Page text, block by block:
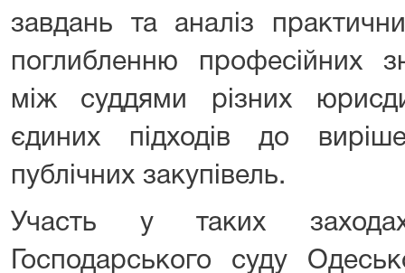
завдань та аналіз
поглибленню професійних
між суддями різних
єдиних підходів до
публічних закупівель.
Участь у таких
Господарського суду